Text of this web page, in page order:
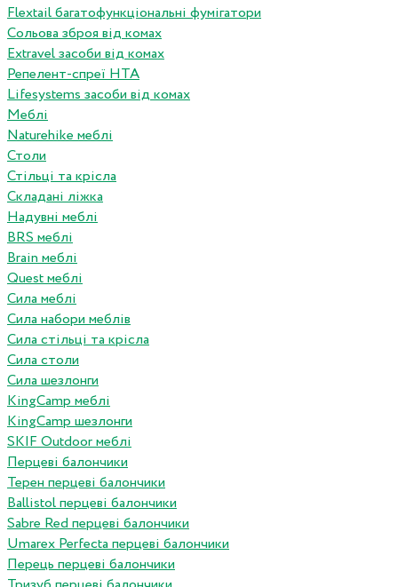
Flextail багатофункціональні фумігатори
Сольова зброя від комах
Extravel засоби від комах
Репелент-спреї HTA
Lifesystems засоби від комах
Меблі
Naturehike меблі
Столи
Стільці та крісла
Складані ліжка
Надувні меблі
BRS меблі
Brain меблі
Quest меблі
Сила меблі
Сила набори меблів
Сила стільці та крісла
Сила столи
Сила шезлонги
KingCamp меблі
KingCamp шезлонги
SKIF Outdoor меблі
Перцеві балончики
Терен перцеві балончики
Ballistol перцеві балончики
Sabre Red перцеві балончики
Umarex Perfecta перцеві балончики
Перець перцеві балончики